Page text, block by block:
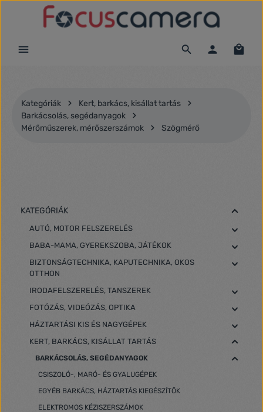
Ugrás a fő tartalomra
Kategóriák
Kert, barkács, kisállat tartás
Barkácsolás, segédanyagok
Mérőműszerek, mérőszerszámok
Szögmérő
KATEGÓRIÁK
AUTÓ, MOTOR FELSZERELÉS
BABA-MAMA, GYEREKSZOBA, JÁTÉKOK
BIZTONSÁGTECHNIKA, KAPUTECHNIKA, OKOS
OTTHON
IRODAFELSZERELÉS, TANSZEREK
FOTÓZÁS, VIDEÓZÁS, OPTIKA
HÁZTARTÁSI KIS ÉS NAGYGÉPEK
KERT, BARKÁCS, KISÁLLAT TARTÁS
BARKÁCSOLÁS, SEGÉDANYAGOK
CSISZOLÓ-, MARÓ- ÉS GYALUGÉPEK
EGYÉB BARKÁCS, HÁZTARTÁS KIEGÉSZÍTŐK
ELEKTROMOS KÉZISZERSZÁMOK